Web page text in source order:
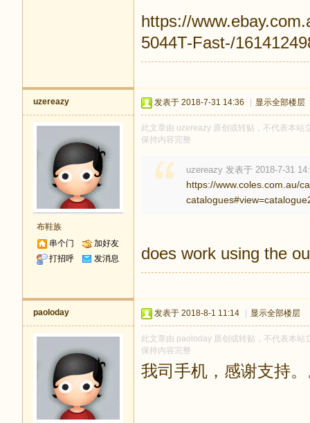
https://
5044T-Fast-/
uzereazy
布鞋族
串个门
加好友
打招呼
发消息
发表于 2018-7-31 14:36 显示全部楼层
此文章由 uzereazy 原创或转贴，不代表本
保持内容完整
uzereazy 发表于 2018-7-31
https://www.coles.com.au/
does work using the
paoloday 发表于 2018-8-1 11:14 显示全部楼层
此文章由 paoloday 原创或转贴，不代表本
保持内容完整
我司手机，感谢支持